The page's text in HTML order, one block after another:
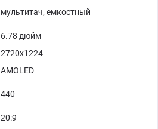
мультитач, емкостный
6.78 дюйм
2720x1224
AMOLED
440
20:9